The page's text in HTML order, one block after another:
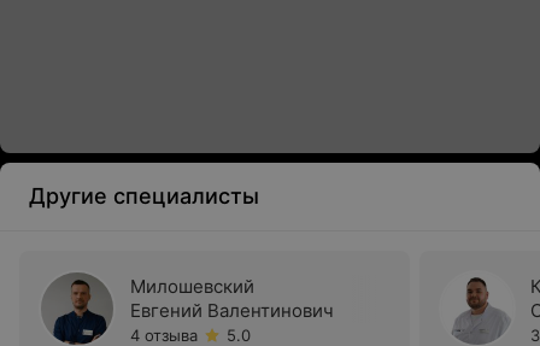
Другие специалисты
Милошевский
Евгений Валентинович
4 отзыва
5.0